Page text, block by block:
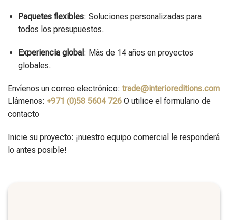
Paquetes flexibles: Soluciones personalizadas para
todos los presupuestos.
Experiencia global : Más de 14 años en proyectos
globales.
Envíenos un correo electrónico: trade@interioreditions.com
Llámenos: +971 (0)58 5604 726 O utilice el formulario de
contacto
Inicie su proyecto: ¡nuestro equipo comercial le responderá
lo antes posible!